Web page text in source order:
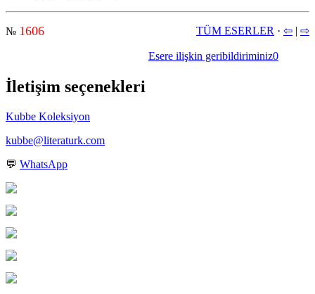
№ 1606 TÜM ESERLER · ⇦ | ⇨
Esere ilişkin geribildiriminiz0
İletişim seçenekleri
Kubbe Koleksiyon
kubbe@literaturk.com
💬 WhatsApp